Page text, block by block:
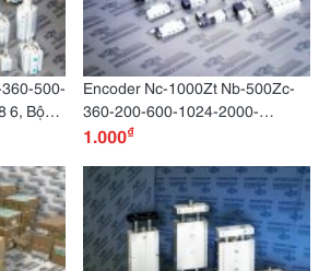
500-
6, Bộ
2Q,
Encoder Nc-1000Zt Nb-500Zc-
360-200-600-1024-2000-
2500Zv, Bộ Mã Hóa Baumer Ch-
Eb58W12-H4Pr-1024 Trục Rỗng
12 Mm1024
1.000₫